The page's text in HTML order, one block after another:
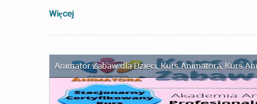
Więcej
Animator Zabaw dla Dzieci,Kurs Animatora, Kurs